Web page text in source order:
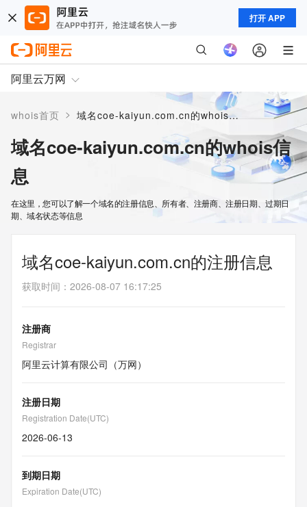
打开 APP
阿里云万网
whois首页 > 域名coe-kaiyun.com.cn的whois信息
域名coe-kaiyun.com.cn的whois信
息
在这里，您可以了解一个域名的注册信息、所有者、注册商、注册日期、过期日
期、域名状态等信息
域名coe-kaiyun.com.cn的注册信息
获取时间 ： 2026-08-07 16:17:25
注册商
Registrar
阿里云计算有限公司（万网）
注册日期
Registration Date(UTC)
2026-06-13
到期日期
Expiration Date(UTC)